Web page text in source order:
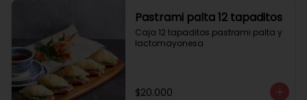
Pastrami palta 12 tapaditos
Caja 12 tapaditos pastrami palta y
lactomayonesa
$20.000